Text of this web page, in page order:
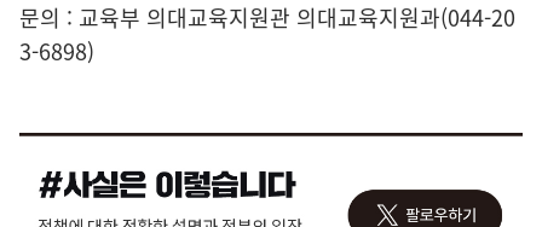
문의 : 교육부 의대교육지원관 의대교육지원과(044-20
3-6898)